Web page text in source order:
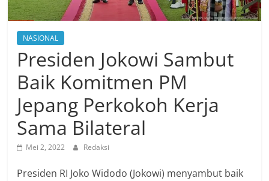
NASIONAL
Presiden Jokowi Sambut
Baik Komitmen PM
Jepang Perkokoh Kerja
Sama Bilateral
Mei 2, 2022 Redaksi
Presiden RI Joko Widodo (Jokowi) menyambut baik